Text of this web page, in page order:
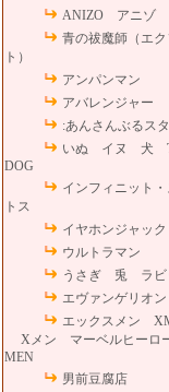
ANIZO アニゾ
青の祓魔師（エク
ト）
アンパンマン
アバレンジャー
:あんさんぶるス
いぬ イヌ 犬
DOG
インフィニット・
トス
イヤホンジャック
ウルトラマン
うさぎ 兎 ラビ
エヴァンゲリオン
エックスメン
Xメン マーベルヒー
MEN
男前豆腐店